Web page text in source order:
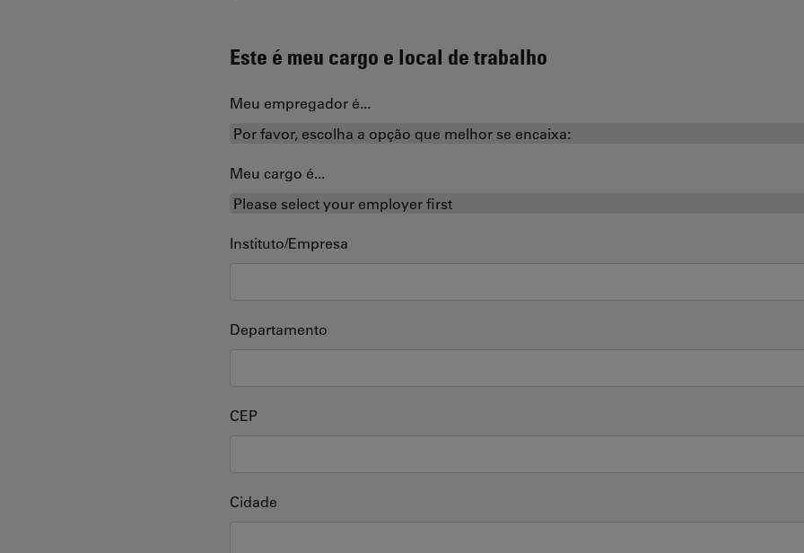
Este é meu cargo e local de trabalho
Meu empregador é...
Meu cargo é...
Instituto/Empresa
Departamento
CEP
Cidade